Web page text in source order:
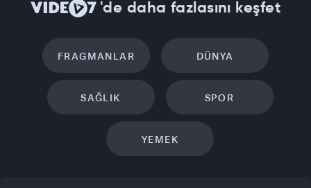
'de daha fazlasını keşfet
FRAGMANLAR DÜNYA
SAĞLIK SPOR
YEMEK